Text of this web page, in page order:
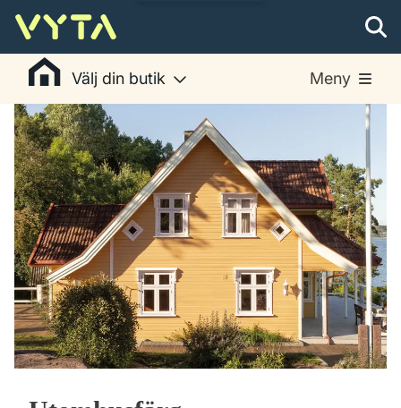
Välj din butik Meny